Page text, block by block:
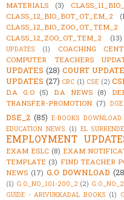
MATERIALS
(3)
CLASS_12_BIO_BOT_OT_EM_2
CLASS_12_BIO_ZOO_OT_TEM_2
CLASS_12_ZOO_OT_TEM_2
(13)
UPDATES
(1) COACHING
COMPUTER TEACHERS
UPDATES (28) COURT
UPDATES (27) CRC (1) CSE (2)
D.A G.O (5) D.A NEWS (8)
TRANSFER-PROMOTION (7) DGE
DSE_2 (85) E-BOOKS DOWNLOAD
EDUCATION NEWS (1) EL
EMPLOYMENT
EXAM ESLC (8) EXAM
TEMPLATE (3) FIND TEACHER
NEWS (17) G.O DOWNLOAD
(1) G.O_NO_101-200_2 (2)
GUIDE - ARIVUKKADAL BOOKS (1)